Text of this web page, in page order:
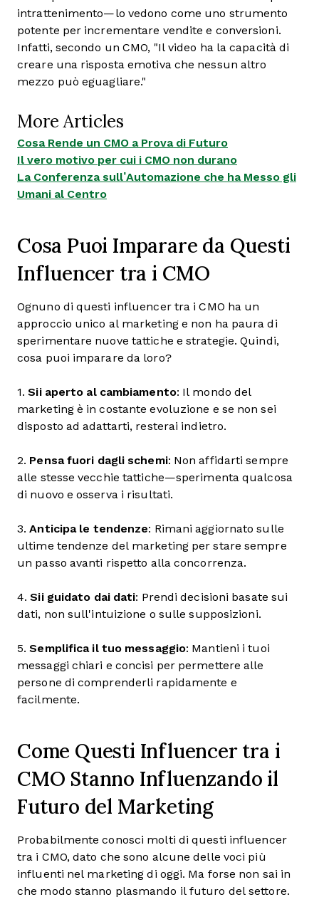
intrattenimento—lo vedono come uno strumento
potente per incrementare vendite e conversioni.
Infatti, secondo un CMO, "Il video ha la capacità di
creare una risposta emotiva che nessun altro
mezzo può eguagliare."
More Articles
Cosa Rende un CMO a Prova di Futuro
Il vero motivo per cui i CMO non durano
La Conferenza sull’Automazione che ha Messo gli
Umani al Centro
Cosa Puoi Imparare da Questi
Influencer tra i CMO
Ognuno di questi influencer tra i CMO ha un
approccio unico al marketing e non ha paura di
sperimentare nuove tattiche e strategie. Quindi,
cosa puoi imparare da loro?
1.Sii aperto al cambiamento: Il mondo del
marketing è in costante evoluzione e se non sei
disposto ad adattarti, resterai indietro.
2. Pensa fuori dagli schemi: Non affidarti sempre
alle stesse vecchie tattiche—sperimenta qualcosa
di nuovo e osserva i risultati.
3.Anticipa le tendenze: Rimani aggiornato sulle
ultime tendenze del marketing per stare sempre
un passo avanti rispetto alla concorrenza.
4.Sii guidato dai dati: Prendi decisioni basate sui
dati, non sull'intuizione o sulle supposizioni.
5.Semplifica il tuo messaggio: Mantieni i tuoi
messaggi chiari e concisi per permettere alle
persone di comprenderli rapidamente e
facilmente.
Come Questi Influencer tra i
CMO Stanno Influenzando il
Futuro del Marketing
Probabilmente conosci molti di questi influencer
tra i CMO, dato che sono alcune delle voci più
influenti nel marketing di oggi. Ma forse non sai in
che modo stanno plasmando il futuro del settore.